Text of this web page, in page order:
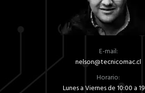
E-mail:
nelson@tecnicomac.cl
Horario:
Lunes a Viernes de 10:00 a